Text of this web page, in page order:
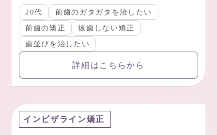
20代
前歯のガタガタを治したい
前歯の矯正
抜歯しない矯正
歯並びを治したい
詳細はこちらから
インビザライン矯正